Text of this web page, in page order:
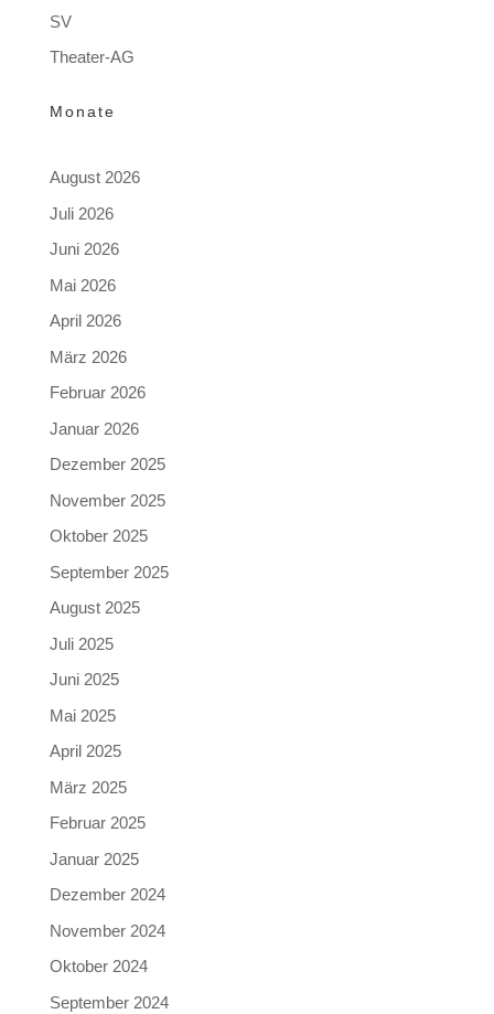
SV
Theater-AG
Monate
August 2026
Juli 2026
Juni 2026
Mai 2026
April 2026
März 2026
Februar 2026
Januar 2026
Dezember 2025
November 2025
Oktober 2025
September 2025
August 2025
Juli 2025
Juni 2025
Mai 2025
April 2025
März 2025
Februar 2025
Januar 2025
Dezember 2024
November 2024
Oktober 2024
September 2024